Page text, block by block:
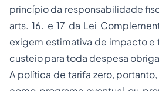
princípio da responsabilidade
arts. 16. e 17 da Lei
exigem estimativa de impacto e
custeio para toda despesa
A política de tarifa zero,